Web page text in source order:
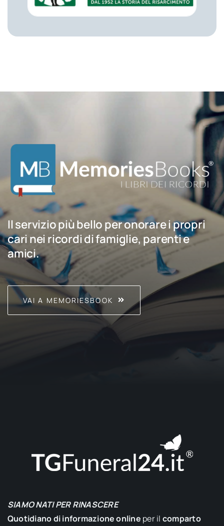
Il servizio più bello per onorare i propri
cari nei ricordi di famiglie, parenti e
amici.
VAI A MEMORIESBOOK
SIAMO NATI PER RINASCERE
Quotidiano di informazione online per il comparto